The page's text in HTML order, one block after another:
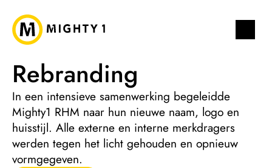
Rebranding
In een intensieve samenwerking begeleidde
Mighty1 RHM naar hun nieuwe naam, logo en
huisstijl. Alle externe en interne merkdragers
werden tegen het licht gehouden en opnieuw
vormgegeven.